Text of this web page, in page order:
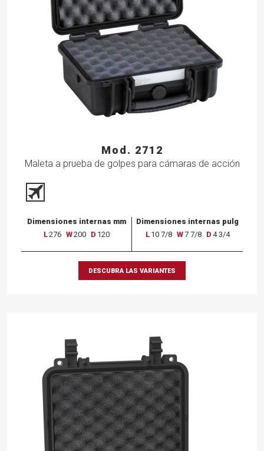
Mod. 2712
Maleta a prueba de golpes para cámaras de acción
Dimensiones internas mm
L276 W200 D 120
Dimensiones internas pulg
L 10 7/8 W7 7/8 D 4 3/4
DESCUBRA LAS VARIANTES